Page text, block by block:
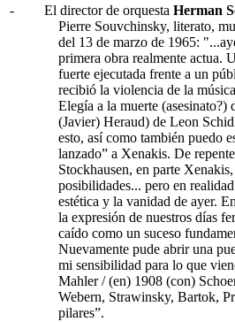
-
El director de orquesta Herman
Pierre Souvchinsky, literato,
del 13 de marzo de 1965:
primera obra realmente actua.
fuerte ejecutada frente a un
recibió la violencia de la
Elegía a la muerte (asesinato?)
(Javier) Heraud) de Leon
esto, así como también puedo
lanzado” a Xenakis. De
Stockhausen, en parte
posibilidades... pero en
estética y la vanidad de ayer.
la expresión de nuestros días
caído como un suceso
Nuevamente pude abrir una
mi sensibilidad para lo que
Mahler / (en) 1908 (con)
Webern, Strawinsky, Bartok,
pilares”.